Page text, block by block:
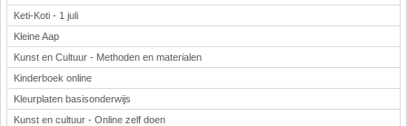
Keti-Koti - 1 juli
Kleine Aap
Kunst en Cultuur - Methoden en materialen
Kinderboek online
Kleurplaten basisonderwijs
Kunst en cultuur - Online zelf doen